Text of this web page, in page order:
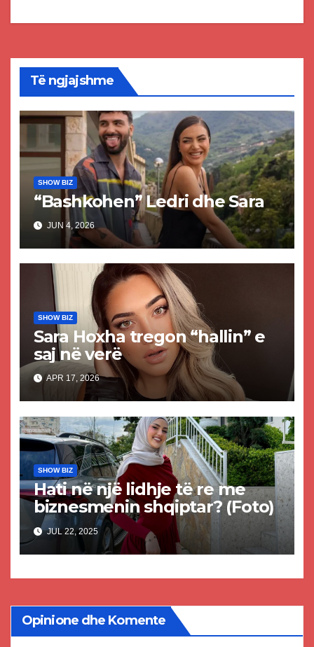
Të ngjajshme
SHOW BIZ
“Bashkohen” Ledri dhe Sara
JUN 4, 2026
SHOW BIZ
Sara Hoxha tregon “hallin” e
saj në verë
APR 17, 2026
SHOW BIZ
Hati në një lidhje të re me
biznesmenin shqiptar? (Foto)
JUL 22, 2025
Opinione dhe Komente